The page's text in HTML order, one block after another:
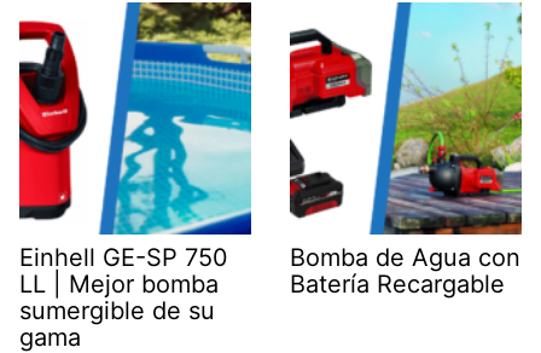
Einhell GE-SP 750
LL | Mejor bomba
sumergible de su
gama
Bomba de Agua con
Batería Recargable